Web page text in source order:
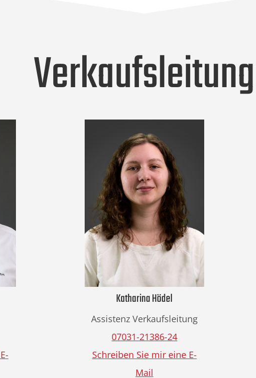
Verkaufsleitung
Katharina Hödel
Assistenz Verkaufsleitung
07031-21386-24
Schreiben Sie mir eine E-
Mail